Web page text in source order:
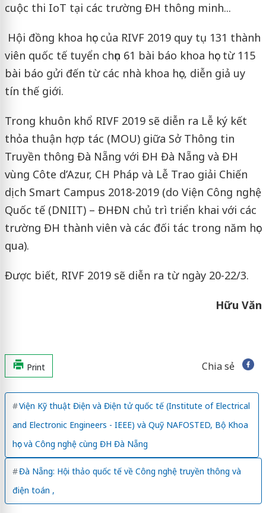
cuộc thi IoT tại các trường ĐH thông minh...
Hội đồng khoa học của RIVF 2019 quy tụ 131 thành
viên quốc tế tuyển chọn 61 bài báo khoa học từ 115
bài báo gửi đến từ các nhà khoa học, diễn giả uy
tín thế giới.
Trong khuôn khổ RIVF 2019 sẽ diễn ra Lễ ký kết
thỏa thuận hợp tác (MOU) giữa Sở Thông tin
Truyền thông Đà Nẵng với ĐH Đà Nẵng và ĐH
vùng Côte d’Azur, CH Pháp và Lễ Trao giải Chiến
dịch Smart Campus 2018-2019 (do Viện Công nghệ
Quốc tế (DNIIT) – ĐHĐN chủ trì triển khai với các
trường ĐH thành viên và các đối tác trong năm học
qua).
Được biết, RIVF 2019 sẽ diễn ra từ ngày 20-22/3.
Hữu Văn
Print Chia sẻ
Viện Kỹ thuật Điện và Điện tử quốc tế (Institute of Electrical
and Electronic Engineers - IEEE) và Quỹ NAFOSTED, Bộ Khoa
học và Công nghệ cùng ĐH Đà Nẵng
Đà Nẵng: Hội thảo quốc tế về Công nghệ truyền thông và
điện toán ,